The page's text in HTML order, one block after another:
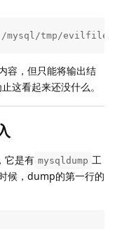
‘/mysql/tmp/
容，但只能将输出结
这看起来还没什么。
它是有 mysqldump 工
候，dump的第一行的